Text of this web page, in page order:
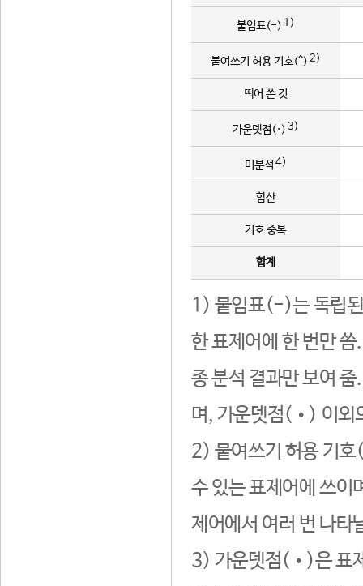
붙임표(-) 1)
붙여쓰기 허용 기호(^) 2)
띄어 쓴 것
가운뎃점(·) 3)
미분석 4)
합산
기호 중복
합계
1) 붙임표(-)는 독립된
한 표제어에 한 번만
종 분석 결과만 보여
며, 가운뎃점(•) 이외
2) 붙여쓰기 허용 기호
수 있는 표제어에 쓰이
제어에서 여러 번 나타
3) 가운뎃점(•)은 표